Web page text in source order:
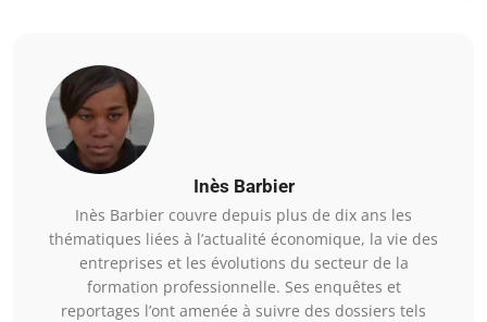
Inès Barbier
Inès Barbier couvre depuis plus de dix ans les
thématiques liées à l’actualité économique, la vie des
entreprises et les évolutions du secteur de la
formation professionnelle. Ses enquêtes et
reportages l’ont amenée à suivre des dossiers tels